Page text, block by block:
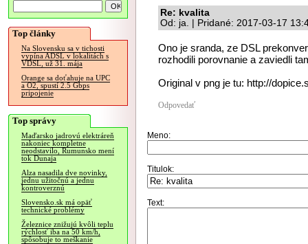
Top články
Na Slovensku sa v tichosti
vypína ADSL v lokalitách s
VDSL, už 31. mája
Orange sa doťahuje na UPC
a O2, spustí 2.5 Gbps
pripojenie
Top správy
Maďarsko jadrovú elektráreň
nakoniec kompletne
neodstavilo, Rumunsko mení
tok Dunaja
Alza nasadila dve novinky,
jednu užitočnú a jednu
kontroverznú
Slovensko.sk má opäť
technické problémy
Železnice znižujú kvôli teplu
rýchlosť iba na 50 km/h,
spôsobuje to meškanie
Re: kvalita
Od: ja. | Pridané: 2017-03-17
Ono je sranda, ze DSL
rozhodili porovnanie a zaviedli
Original v png je tu: http://
Odpovedať
Meno:
Titulok:
Text: